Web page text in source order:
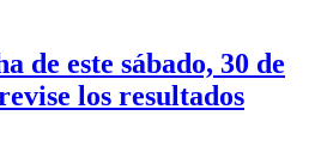
de este sábado, 30 de
los resultados